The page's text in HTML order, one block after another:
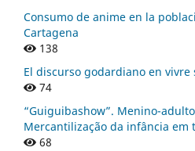
Consumo de anime en la
Cartagena
138
El discurso godardiano en vivre
74
“Guiguibashow”. Menino-
Mercantilização da infância em
68